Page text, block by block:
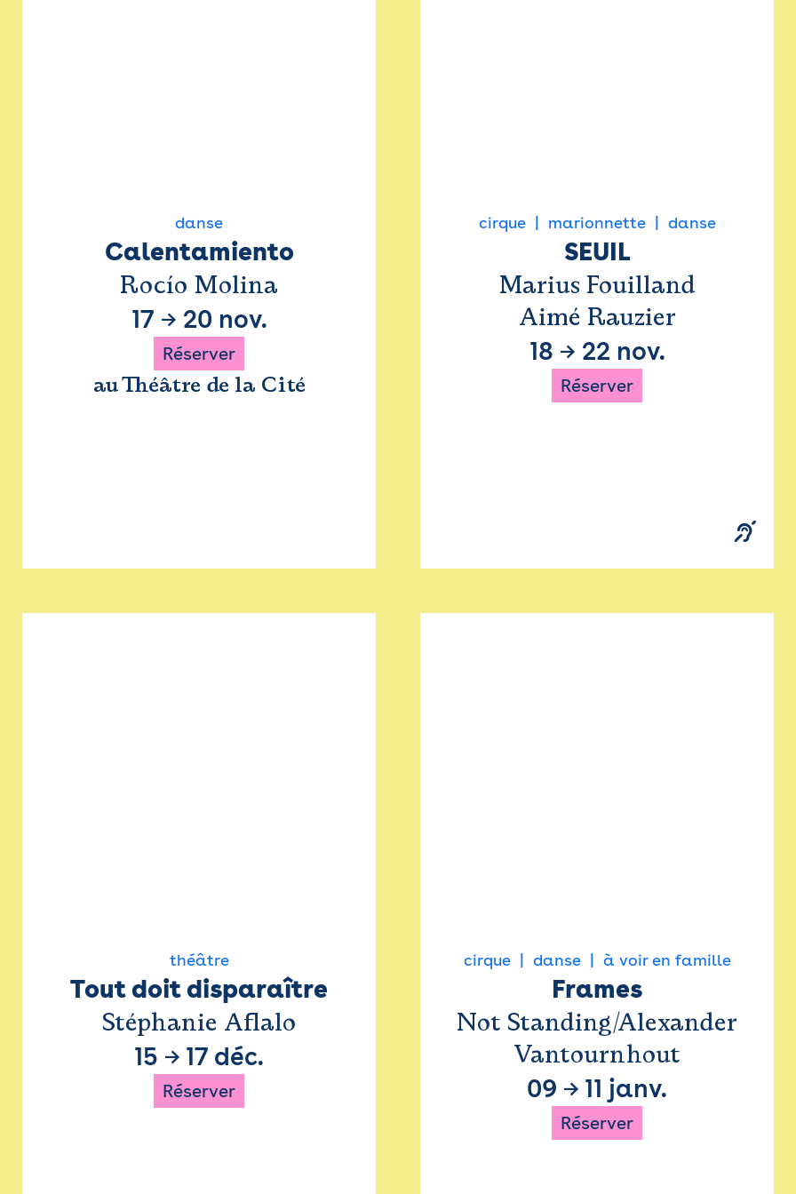
danse
Calentamiento
Rocío Molina
17 → 20 nov.
Réserver
au Théâtre de la Cité
cirque marionnette danse
SEUIL
Marius Fouilland
Aimé Rauzier
18 → 22 nov.
Réserver
théâtre
Tout doit disparaître
Stéphanie Aflalo
15 → 17 déc.
Réserver
cirque danse à voir en famille
Frames
Not Standing/Alexander
Vantournhout
09 → 11 janv.
Réserver